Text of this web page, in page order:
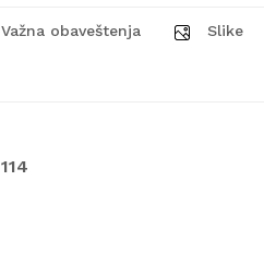
Važna obaveštenja Slike